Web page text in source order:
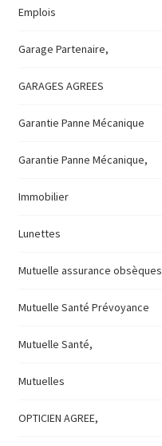
Emplois
Garage Partenaire,
GARAGES AGREES
Garantie Panne Mécanique
Garantie Panne Mécanique,
Immobilier
Lunettes
Mutuelle assurance obsèques
Mutuelle Santé Prévoyance
Mutuelle Santé,
Mutuelles
OPTICIEN AGREE,